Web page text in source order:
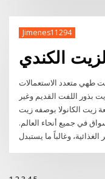
Jimenes11294
الكندي
طهي متعدد الاستعمالات
بذور اللفت القديم وغير
زيت الكانولا بوصفه زيت
في جميع أنحاء العالم.